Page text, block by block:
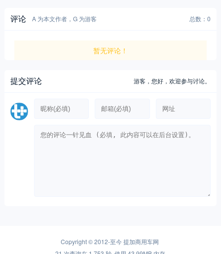
评论 A 为本文作者，G 为游客 总数：0
暂无评论！
提交评论 游客，您好，欢迎参与讨论。
Copyright © 2012-至今提加商用车网